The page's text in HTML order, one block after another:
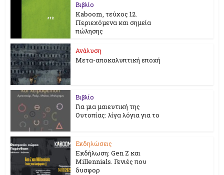
Βιβλίο
Kaboom, τεύχος 12.
Περιεχόμενα και σημεία
πώλησης
Ανάλυση
Μετα-αποκαλυπτική εποχή
Βιβλίο
Για μια μαιευτική της
Ουτοπίας: λίγα λόγια για το
Εκδηλώσεις
Εκδήλωση: Gen Z και
Millennials. Γενιές που
δυσφορ